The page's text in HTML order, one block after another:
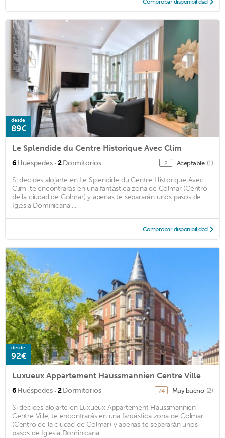
desde
89€
Le Splendide du Centre Historique Avec Clim
6Huéspedes · 2Dormitorios 2 Aceptable (1)
Si decides alojarte en Le Splendide du Centre Historique Avec
Clim, te encontrarás en una fantástica zona de Colmar (Centro
de la ciudad de Colmar) y apenas te separarán unos pasos de
Iglesia Dominicana ...
Comprobar disponibilidad
desde
92€
Luxueux Appartement Haussmannien Centre Ville
6Huéspedes · 2Dormitorios 7,4 Muy bueno (2)
Si decides alojarte en Luxueux Appartement Haussmannien
Centre Ville, te encontrarás en una fantástica zona de Colmar
(Centro de la ciudad de Colmar) y apenas te separarán unos
pasos de Iglesia Dominicana ...